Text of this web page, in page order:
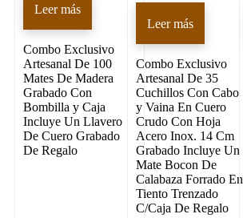
Leer más
Combo Exclusivo
Artesanal De 100
Mates De Madera
Grabado Con
Bombilla y Caja
Incluye Un Llavero
De Cuero Grabado
De Regalo
Leer más
Combo Exclusivo
Artesanal De 35
Cuchillos Con Cabo
y Vaina En Cuero
Crudo Con Hoja
Acero Inox. 14 Cm
Grabado Incluye Un
Mate Bocon De
Calabaza Forrado En
Tiento Trenzado
C/Caja De Regalo